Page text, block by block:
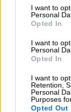
consent section.
I want to
Personal
Opted In
I want to
Personal
Opted In
I want to
Retention,
Personal
Purposes
Opted Out
Κουρτζή
Στέφανου
Γιώργου
Γεραμπίνη,
Μ' ένα
παραλία»
- '70, στα
γιατρός